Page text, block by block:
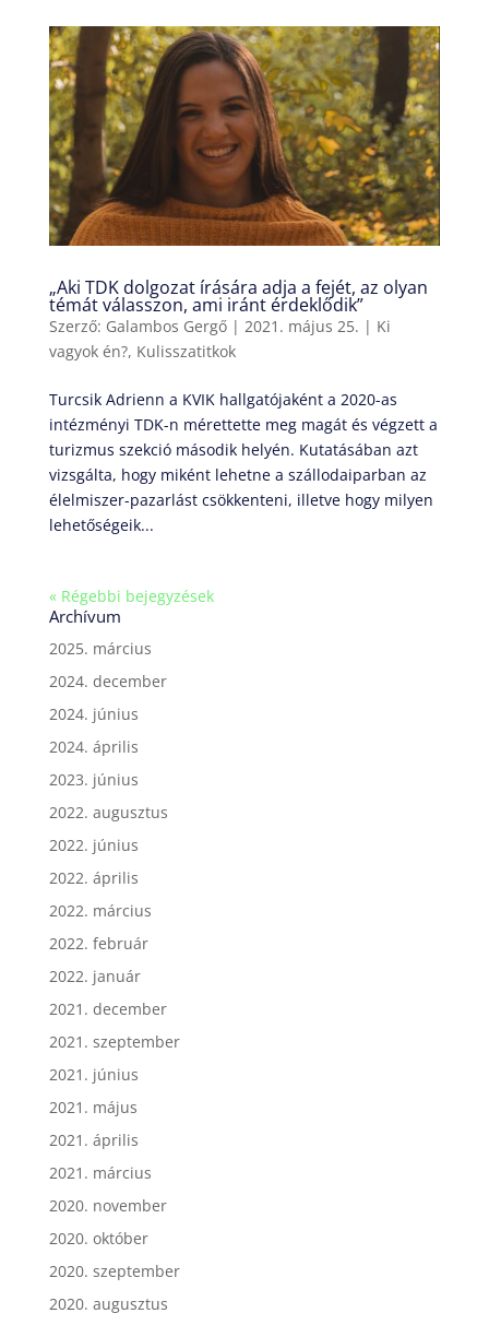
„Aki TDK dolgozat írására adja a fejét, az olyan
témát válasszon, ami iránt érdeklődik”
Szerző: Galambos Gergő| 2021. május 25. | Ki
vagyok én?, Kulisszatitkok
Turcsik Adrienn a KVIK hallgatójaként a 2020-as
intézményi TDK-n mérettette meg magát és végzett a
turizmus szekció második helyén. Kutatásában azt
vizsgálta, hogy miként lehetne a szállodaiparban az
élelmiszer-pazarlást csökkenteni, illetve hogy milyen
lehetőségeik...
« Régebbi bejegyzések
Archívum
2025. március
2024. december
2024. június
2024. április
2023. június
2022. augusztus
2022. június
2022. április
2022. március
2022. február
2022. január
2021. december
2021. szeptember
2021. június
2021. május
2021. április
2021. március
2020. november
2020. október
2020. szeptember
2020. augusztus